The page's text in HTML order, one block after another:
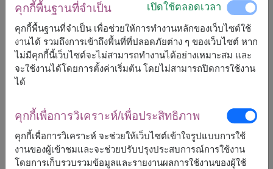
ตะกร้านี้ประกอบด้วย
บลูไดมอนด์ อัลมอนด์ 30 กรัม
Bluekoff กาแฟดริป 50 กรัม (10 กรัม x 5 ซอง)
คาร์ส แครกเกอร์ 125 กรัม
Solan De Cabras น้ำแร่ 500 มล.
บราวนี่ เฮ้าส์ บราวนี่อบกรอบ 40 กรัม
อะเมซิ่งเกรซ กราโนล่า ไบทส์ 40 กรัม
คุกกี้พื้นฐานที่จำเป็น เปิดใช้ตลอดเวลา
คุกกี้พื้นฐานที่จำเป็น เพื่อช่วยให้การทำงานหลักของเว็บไซต์ใช้
งานได้ รวมถึงการเข้าถึงพื้นที่ที่ปลอดภัยต่าง ๆ ของเว็บไซต์ หาก
ไม่มีคุกกี้นี้เว็บไซต์จะไม่สามารถทำงานได้อย่างเหมาะสม และ
จะใช้งานได้โดยการตั้งค่าเริ่มต้น โดยไม่สามารถปิดการใช้งาน
ได้
คุกกี้เพื่อการวิเคราะห์/เพื่อประสิทธิภาพ
คุกกี้เพื่อการวิเคราะห์ จะช่วยให้เว็บไซต์เข้าใจรูปแบบการใช้
งานของผู้เข้าชมและจะช่วยปรับปรุงประสบการณ์การใช้งาน
โดยการเก็บรวบรวมข้อมูลและรายงานผลการใช้งานของผู้ใช้